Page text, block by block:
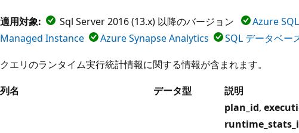
適用対象: Sql Server 2016 (13.x) 以降のバージョン Azure
Managed Instance
Azure Synapse Analytics
SQL データベー
クエリのランタイム実行統計情報に関する情報が含まれます。
列名
データ型 説明
plan_id,